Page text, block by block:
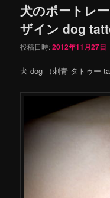
犬のポートレ
ザイン dog
投稿日時:2012年11月27日
犬 dog （刺青 タトゥー